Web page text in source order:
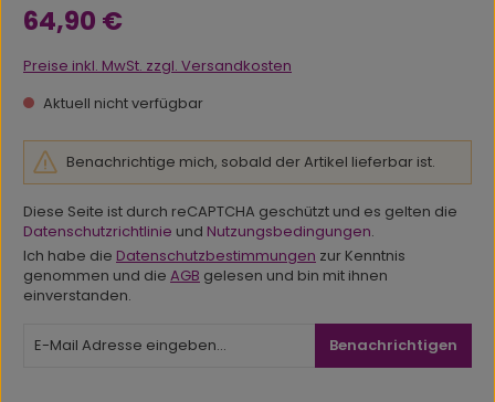
Regulärer Preis:
64,90 €
Preise inkl. MwSt. zzgl. Versandkosten
Aktuell nicht verfügbar
Benachrichtige mich, sobald der Artikel lieferbar ist.
Diese Seite ist durch reCAPTCHA geschützt und es gelten die
Datenschutzrichtlinie und Nutzungsbedingungen.
Ich habe die Datenschutzbestimmungen zur Kenntnis
genommen und die AGB gelesen und bin mit ihnen
einverstanden.
Benachrichtigen